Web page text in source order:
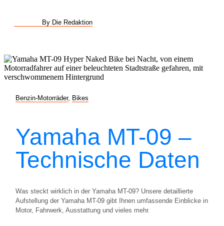
By Die Redaktion
Benzin-Motorräder, Bikes
Yamaha MT-09 –
Technische Daten
Was steckt wirklich in der Yamaha MT-09? Unsere detaillierte
Aufstellung der Yamaha MT-09 gibt Ihnen umfassende Einblicke in
Motor, Fahrwerk, Ausstattung und vieles mehr.